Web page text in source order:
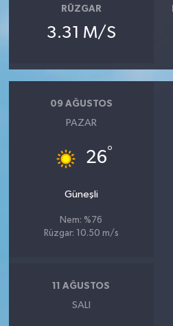
RÜZGAR
3.31 M/S
09 AĞUSTOS
PAZAR
26°
Güneşli
Nem: %76
Rüzgar: 10.50 m/s
11 AĞUSTOS
SALI